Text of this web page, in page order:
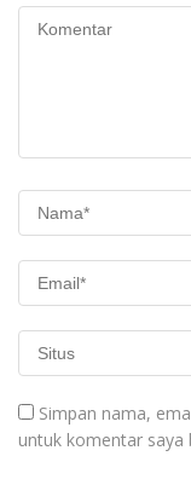
Simpan nama,
untuk komentar saya